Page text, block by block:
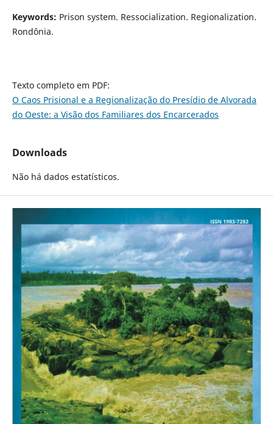
Keywords: Prison system. Ressocialization. Regionalization.
Rondônia.
Texto completo em PDF:
O Caos Prisional e a Regionalização do Presídio de Alvorada
do Oeste: a Visão dos Familiares dos Encarcerados
Downloads
Não há dados estatísticos.